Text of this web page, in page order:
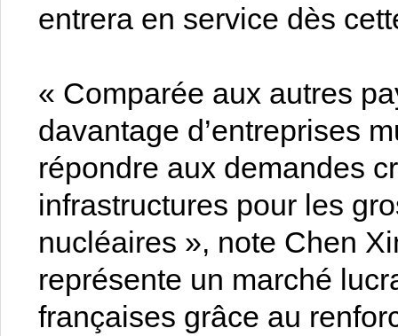
entrera en service dès
« Comparée aux autres
davantage d’entreprises
répondre aux demandes
infrastructures pour les
nucléaires », note Chen
représente un marché
françaises grâce au